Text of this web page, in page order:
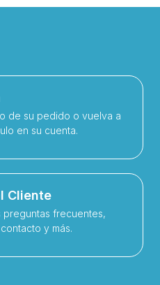
de su pedido o vuelva a
en su cuenta.
Cliente
preguntas frecuentes,
y más.